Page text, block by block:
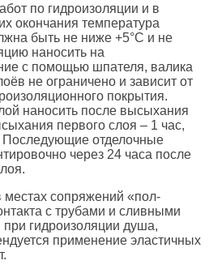
по гидроизоляции и в
окончания температура
быть не ниже +5°С и не
наносить на
с помощью шпателя, валика
не ограничено и зависит от
покрытия.
наносить после высыхания
первого слоя – 1 час,
отделочные
через 24 часа после
сопряжений «пол-
с трубами и сливными
гидроизоляции душа,
применение эластичных